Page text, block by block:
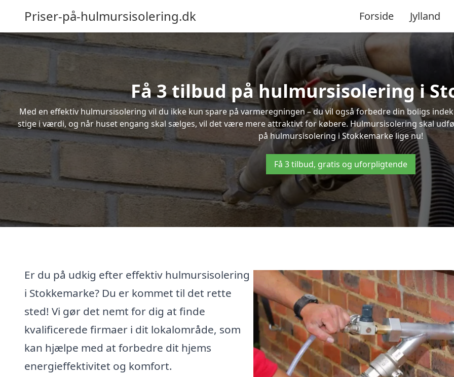
Priser-på-hulmursisolering.dk Forside Jylland
Få 3 tilbud på hulmursisolering i
Med en effektiv hulmursisolering vil du ikke kun spare på varmeregningen – du vil også forbedre din boligs
stige i værdi, og når huset engang skal sælges, vil det være mere attraktivt for købere. Hulmursisolering skal
på hulmursisolering i Stokkemarke lige nu!
Få 3 tilbud, gratis og uforpligtende
Er du på udkig efter effektiv hulmursisolering
i Stokkemarke? Du er kommet til det rette
sted! Vi gør det nemt for dig at finde
kvalificerede firmaer i dit lokalområde, som
kan hjælpe med at forbedre dit hjems
energieffektivitet og komfort.